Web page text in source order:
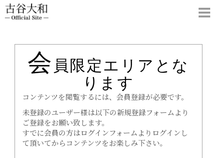
会員限定エリアとな
ります
コンテンツを閲覧するには、会員登録が必要です。
未登録のユーザー様は以下の新規登録フォームより
ご登録をお願い致します。
すでに会員の方はログインフォームよりログインし
て頂いてからコンテンツをお楽しみ下さい。